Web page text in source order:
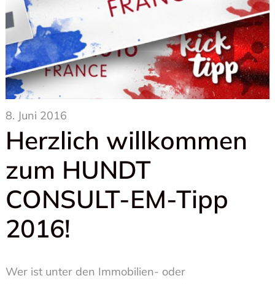
8. Juni 2016
Herzlich willkommen
zum HUNDT
CONSULT-EM-Tipp
2016!
Wer ist unter den Immobilien- oder